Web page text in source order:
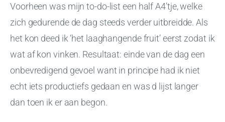
Voorheen was mijn to-do-list een half A4’tje, welke
zich gedurende de dag steeds verder uitbreidde. Als
het kon deed ik ‘het laaghangende fruit’ eerst zodat ik
wat af kon vinken. Resultaat: einde van de dag een
onbevredigend gevoel want in principe had ik niet
echt iets productiefs gedaan en was d lijst langer
dan toen ik er aan begon.